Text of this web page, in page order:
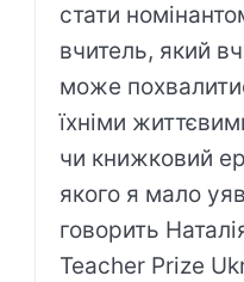
стати
вчитель, який
може
їхніми
чи книжковий
якого я мало
говорить
Teacher Prize